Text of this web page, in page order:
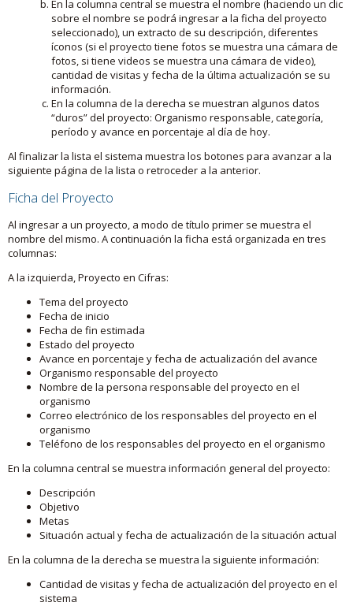
En la columna central se muestra el nombre (haciendo un clic
sobre el nombre se podrá ingresar a la ficha del proyecto
seleccionado), un extracto de su descripción, diferentes
íconos (si el proyecto tiene fotos se muestra una cámara de
fotos, si tiene videos se muestra una cámara de video),
cantidad de visitas y fecha de la última actualización se su
información.
En la columna de la derecha se muestran algunos datos
“duros” del proyecto: Organismo responsable, categoría,
período y avance en porcentaje al día de hoy.
Al finalizar la lista el sistema muestra los botones para avanzar a la
siguiente página de la lista o retroceder a la anterior.
Ficha del Proyecto
Al ingresar a un proyecto, a modo de título primer se muestra el
nombre del mismo. A continuación la ficha está organizada en tres
columnas:
A la izquierda, Proyecto en Cifras:
Tema del proyecto
Fecha de inicio
Fecha de fin estimada
Estado del proyecto
Avance en porcentaje y fecha de actualización del avance
Organismo responsable del proyecto
Nombre de la persona responsable del proyecto en el
organismo
Correo electrónico de los responsables del proyecto en el
organismo
Teléfono de los responsables del proyecto en el organismo
En la columna central se muestra información general del proyecto:
Descripción
Objetivo
Metas
Situación actual y fecha de actualización de la situación actual
En la columna de la derecha se muestra la siguiente información:
Cantidad de visitas y fecha de actualización del proyecto en el
sistema